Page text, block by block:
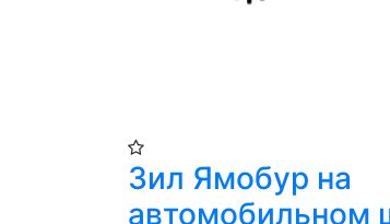
Зил Ямобур на
автомобильном